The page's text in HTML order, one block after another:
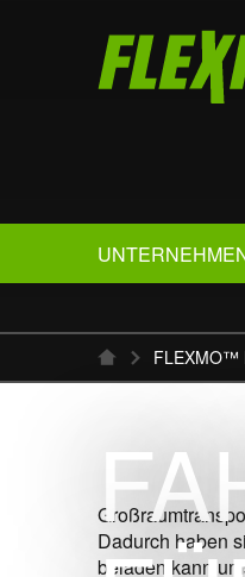
FLEXMO™
Dadurch haben
beladen kann